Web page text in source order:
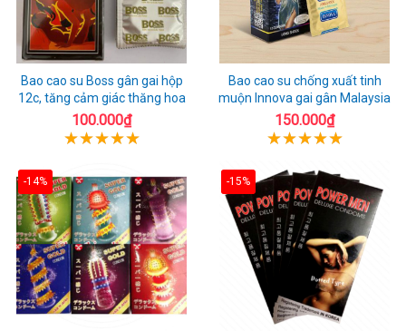
Bao cao su Boss gân gai hộp
12c, tăng cảm giác thăng hoa
100.000₫
Bao cao su chống xuất tinh
muộn Innova gai gân Malaysia
150.000₫
-14% -15%